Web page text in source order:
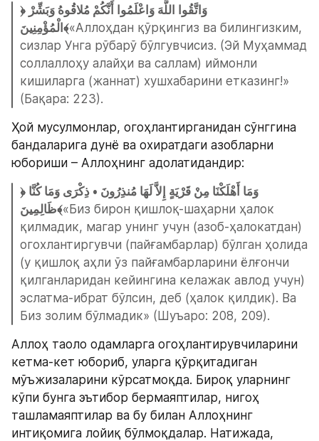
﴿وَاتَّقُوا اللَّهَ وَاعْلَمُوا أَنَّكُمْ مُلاقُوهُ وَبَشِّرْ
الْمُؤْمِنِينَ﴾«Аллоҳдан қўрқингиз ва билингизким,
сизлар Унга рўбарў бўлгувчисиз. (Эй Муҳаммад
соллаллоҳу алайҳи ва саллам) иймонли
кишиларга (жаннат) хушхабарини етказинг!»
(Бақара: 223).
Ҳой мусулмонлар, огоҳлантирганидан сўнггина
бандаларига дунё ва охиратдаги азобларни
юбориши – Аллоҳнинг адолатидандир:
﴿وَمَا أَهْلَكْنَا مِنْ قَرْيَةٍ إِلاَّ لَهَا مُنذِرُونَ • ذِكْرَى وَمَا كُنَّا
ظَالِمِينَ﴾«Биз бирон қишлоқ-шаҳарни ҳалок
қилмадик, магар унинг учун (азоб-ҳалокатдан)
огохлантиргувчи (пайғамбарлар) бўлган ҳолида
(у қишлоқ аҳли ўз пайғамбарларини ёлғончи
қилганларидан кейингина келажак авлод учун)
эслатма-ибрат бўлсин, деб (ҳалок қилдик). Ва
Биз золим бўлмадик» (Шуъаро: 208, 209).
Аллоҳ таоло одамларга огоҳлантирувчиларини
кетма-кет юбориб, уларга қўрқитадиган
мўъжизаларини кўрсатмоқда. Бироқ уларнинг
кўпи бунга эътибор бермаяптилар, нигоҳ
ташламаяптилар ва бу билан Аллоҳнинг
интиқомига лойиқ бўлмоқдалар. Натижада,